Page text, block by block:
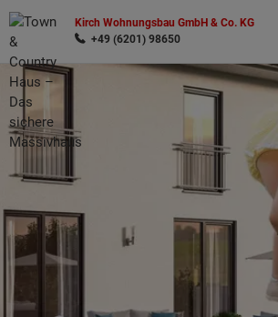
Kirch Wohnungsbau GmbH & Co. KG
+49 (6201) 98650
Wonach möchten Sie suchen?